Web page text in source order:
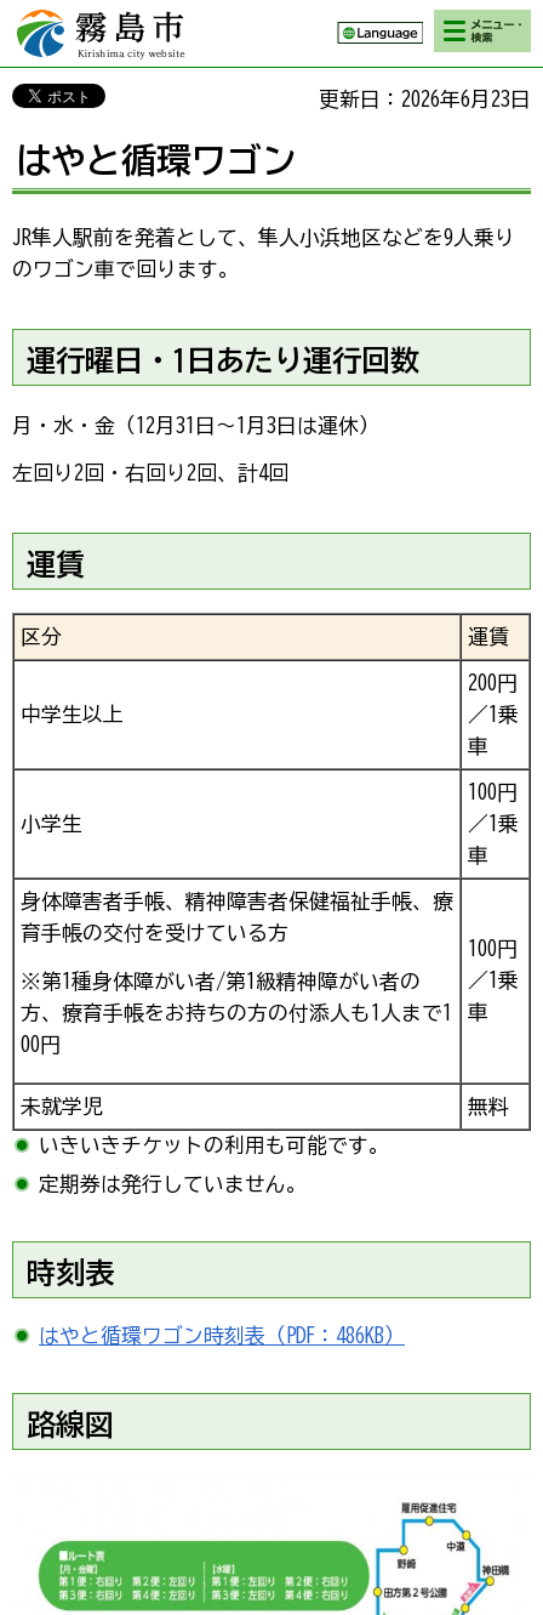
霧島市 Kirishima
city website
検索・メニ
ュー
更新日：2026年6月23日
はやと循環ワゴン
JR隼人駅前を発着として、隼人小浜地区などを9人乗り
のワゴン車で回ります。
運行曜日・1日あたり運行回数
月・水・金（12月31日～1月3日は運休）
左回り2回・右回り2回、計4回
運賃
区分 運賃
中学生以上
200円
／1乗
車
小学生
100円
／1乗
車
身体障害者手帳、精神障害者保健福祉手帳、療
育手帳の交付を受けている方
※第1種身体障がい者/第1級精神障がい者の
方、療育手帳をお持ちの方の付添人も1人まで1
00円
100円
／1乗
車
未就学児
無料
いきいきチケットの利用も可能です。
定期券は発行していません。
時刻表
はやと循環ワゴン時刻表（PDF：486KB）
路線図